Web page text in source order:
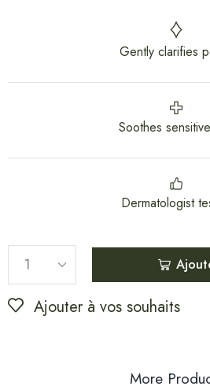
Gently clarifies
Soothes
Dermatologist
Ajouter à vos souhaits
More